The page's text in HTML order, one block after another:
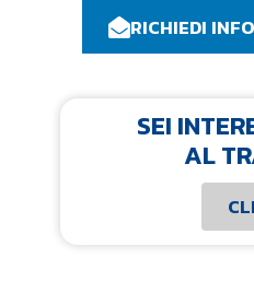
RICHIEDI
SEI
AL